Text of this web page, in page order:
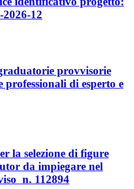
12
provvisorie
professionali di esperto e
la selezione di figure
da impiegare nel
n. 112894